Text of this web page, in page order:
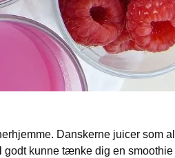
Danskerne juicer som
kunne tænke dig en